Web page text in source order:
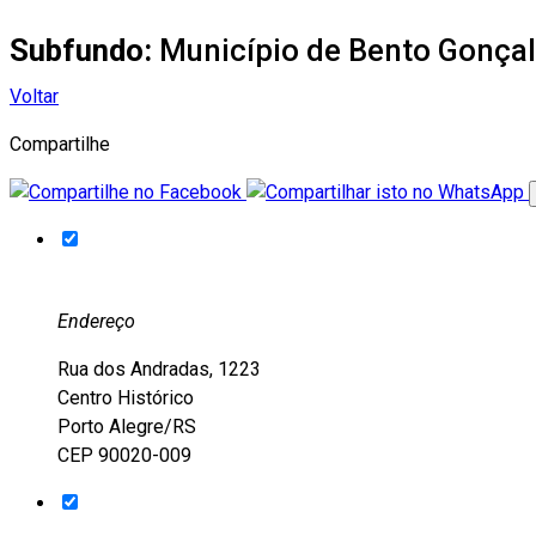
Subfundo: Município de Bento
Voltar
Compartilhe
Endereço
Rua dos Andradas, 1223
Centro Histórico
Porto Alegre/RS
CEP 90020-009